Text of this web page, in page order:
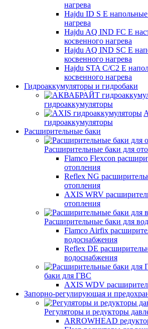
нагрева
Hajdu ID S E
нагрева
Hajdu AQ IND FC E
косвенного нагрева
Hajdu AQ IND SC E
косвенного нагрева
Hajdu STA C/C2 E
косвенного нагрева
Гидроаккумуляторы и гидробаки
гидроаккумуляторы
гидроаккумуляторы
Расширительные баки
Расширительные баки для
Flamco Flexcon
отопления
Reflex NG
отопления
AXIS WRV
отопления
Расширительные баки для
Flamco Airfix
водоснабжения
Reflex DЕ
водоснабжения
баки для ГВС
AXIS WDV
Запорно-регулирующая и
Регуляторы и редукторы
ARROWHEAD